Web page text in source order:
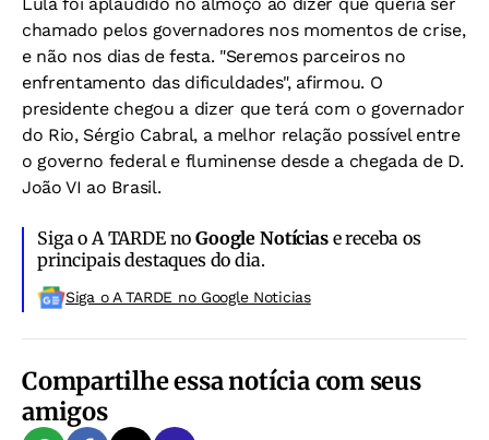
chamado pelos governadores nos momentos de crise,
e não nos dias de festa. "Seremos parceiros no
enfrentamento das dificuldades", afirmou. O
presidente chegou a dizer que terá com o governador
do Rio, Sérgio Cabral, a melhor relação possível entre
o governo federal e fluminense desde a chegada de D.
João VI ao Brasil.
Siga o A TARDE noGoogle Notíciase receba os
principais destaques do dia.
Siga o A TARDE no Google Noticias
Compartilhe essa notícia com seus
amigos